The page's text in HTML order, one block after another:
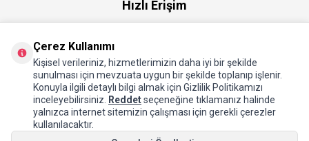
Hızlı Erişim
Hakkımızda
Çerez Kullanımı
Kişisel verileriniz, hizmetlerimizin daha iyi bir şekilde
sunulması için mevzuata uygun bir şekilde toplanıp işlenir.
Konuyla ilgili detaylı bilgi almak için Gizlilik Politikamızı
inceleyebilirsiniz.
Reddetseçeneğine tıklamanız halinde
yalnızca internet sitemizin çalışması için gerekli çerezler
kullanılacaktır.